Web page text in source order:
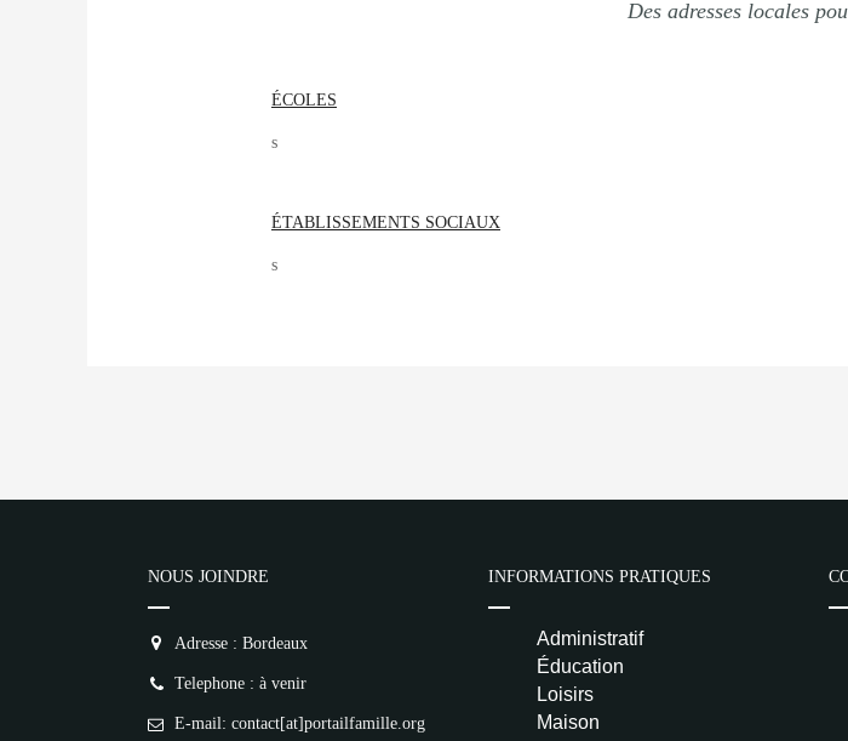
Des adresses locales
ÉCOLES
s
ÉTABLISSEMENTS SOCIAUX
s
NOUS JOINDRE
Adresse : Bordeaux
Telephone : à venir
E-mail: contact[at]portailfamille.org
INFORMATIONS PRATIQUES
Administratif
Éducation
Loisirs
Maison